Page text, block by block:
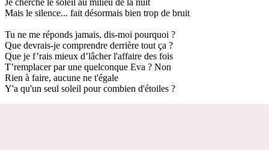
Mais le silence... fait désormais bien trop de bruit
Tu ne me réponds jamais, dis-moi pourquoi ?
Que devrais-je comprendre derrière tout ça ?
Que je f’rais mieux d’lâcher l'affaire des fois
T’remplacer par une quelconque Eva ? Non
Rien à faire, aucune ne t'égale
Y'a qu'un seul soleil pour combien d'étoiles ?